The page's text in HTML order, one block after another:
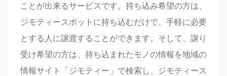
ことが出来るサービスです。持ち込み希望の方は、
ジモティースポットに持ち込むだけで、手軽に必要
とする人に譲渡することができます。そして、譲り
受け希望の方は、持ち込まれたモノの情報を地域の
情報サイト「ジモティー」で検索し、ジモティース